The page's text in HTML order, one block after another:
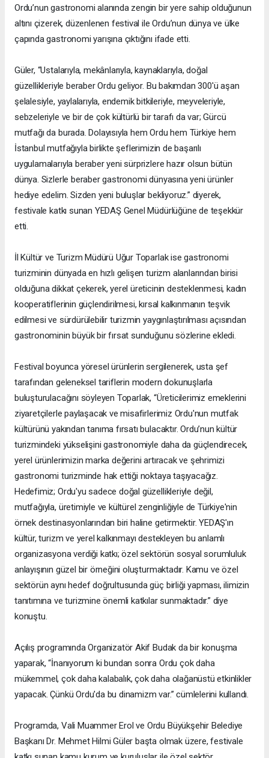
Ordu’nun gastronomi alanında zengin bir yere sahip olduğunun
altını çizerek, düzenlenen festival ile Ordu’nun dünya ve ülke
çapında gastronomi yarışına çıktığını ifade etti.
Güler, “Ustalarıyla, mekânlarıyla, kaynaklarıyla, doğal
güzellikleriyle beraber Ordu geliyor. Bu bakımdan 300'ü aşan
şelalesiyle, yaylalarıyla, endemik bitkileriyle, meyveleriyle,
sebzeleriyle ve bir de çok kültürlü bir tarafı da var; Gürcü
mutfağı da burada. Dolayısıyla hem Ordu hem Türkiye hem
İstanbul mutfağıyla birlikte şeflerimizin de başarılı
uygulamalarıyla beraber yeni sürprizlere hazır olsun bütün
dünya. Sizlerle beraber gastronomi dünyasına yeni ürünler
hediye edelim. Sizden yeni buluşlar bekliyoruz.” diyerek,
festivale katkı sunan YEDAŞ Genel Müdürlüğüne de teşekkür
etti.
İl Kültür ve Turizm Müdürü Uğur Toparlak ise gastronomi
turizminin dünyada en hızlı gelişen turizm alanlarından birisi
olduğuna dikkat çekerek, yerel üreticinin desteklenmesi, kadın
kooperatiflerinin güçlendirilmesi, kırsal kalkınmanın teşvik
edilmesi ve sürdürülebilir turizmin yaygınlaştırılması açısından
gastronominin büyük bir fırsat sunduğunu sözlerine ekledi.
Festival boyunca yöresel ürünlerin sergilenerek, usta şef
tarafından geleneksel tariflerin modern dokunuşlarla
buluşturulacağını söyleyen Toparlak, “Üreticilerimiz emeklerini
ziyaretçilerle paylaşacak ve misafirlerimiz Ordu'nun mutfak
kültürünü yakından tanıma fırsatı bulacaktır. Ordu’nun kültür
turizmindeki yükselişini gastronomiyle daha da güçlendirecek,
yerel ürünlerimizin marka değerini artıracak ve şehrimizi
gastronomi turizminde hak ettiği noktaya taşıyacağız.
Hedefimiz; Ordu'yu sadece doğal güzellikleriyle değil,
mutfağıyla, üretimiyle ve kültürel zenginliğiyle de Türkiye'nin
örnek destinasyonlarından biri haline getirmektir. YEDAŞ'ın
kültür, turizm ve yerel kalkınmayı destekleyen bu anlamlı
organizasyona verdiği katkı; özel sektörün sosyal sorumluluk
anlayışının güzel bir örneğini oluşturmaktadır. Kamu ve özel
sektörün aynı hedef doğrultusunda güç birliği yapması, ilimizin
tanıtımına ve turizmine önemli katkılar sunmaktadır.” diye
konuştu.
Açılış programında Organizatör Akif Budak da bir konuşma
yaparak, “İnanıyorum ki bundan sonra Ordu çok daha
mükemmel, çok daha kalabalık, çok daha olağanüstü etkinlikler
yapacak. Çünkü Ordu'da bu dinamizm var.” cümlelerini kullandı.
Programda, Vali Muammer Erol ve Ordu Büyükşehir Belediye
Başkanı Dr. Mehmet Hilmi Güler başta olmak üzere, festivale